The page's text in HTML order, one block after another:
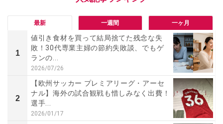
最新 一週間 一ヶ月
1
値引き食材を買って結局捨てた残念な失
敗！30代専業主婦の節約失敗談、でもゲ
ランの...
2026/07/26
2
【欧州サッカー プレミアリーグ・アーセ
ナル】海外の試合観戦も惜しみなく出費！
選手...
2026/01/17